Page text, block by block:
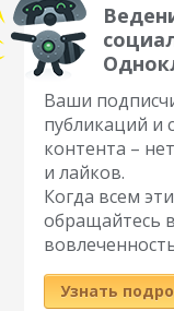
Ваши
публикаций и
контента –
и лайков.
Когда всем
обращайтесь
Узнать